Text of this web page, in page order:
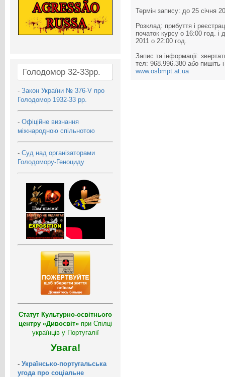
Голодомор 32-33рр.
- Закон України № 376-V про
Голодомор 1932-33 рр.
- Офіційне визнання
міжнародною спільнотою
- Суд над організаторами
Голодомору-Геноциду
Статут Культурно-освітнього
центру «Дивосвіт» при Спілці
українців у Португалії
Увага!
- Українсько-португальська
угода про соціальне
Термін запису: до 25 січня
Розклад: прибуття і
початок курсу о 16:00 год. і
2011 о 22:00 год.
Запис та інформації:
тел: 968.996.380 або пишіть
www.osbmpt.at.ua